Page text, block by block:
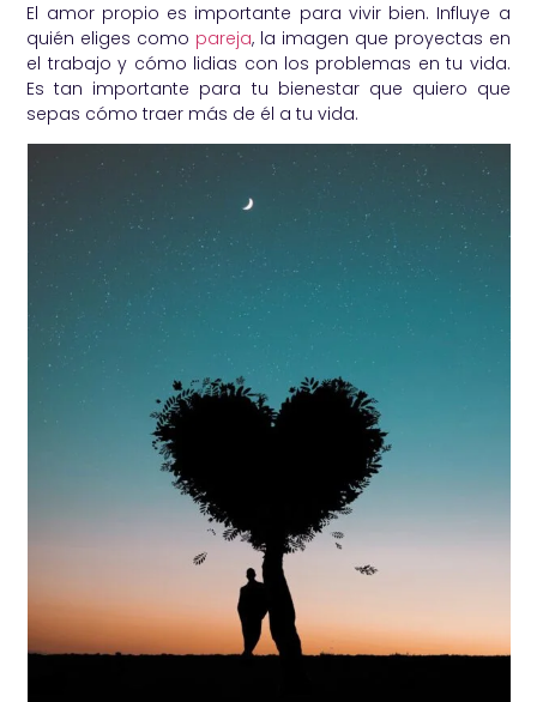
El amor propio es importante para vivir bien. Influye a
quién eliges como pareja, la imagen que proyectas en
el trabajo y cómo lidias con los problemas en tu vida.
Es tan importante para tu bienestar que quiero que
sepas cómo traer más de él a tu vida.